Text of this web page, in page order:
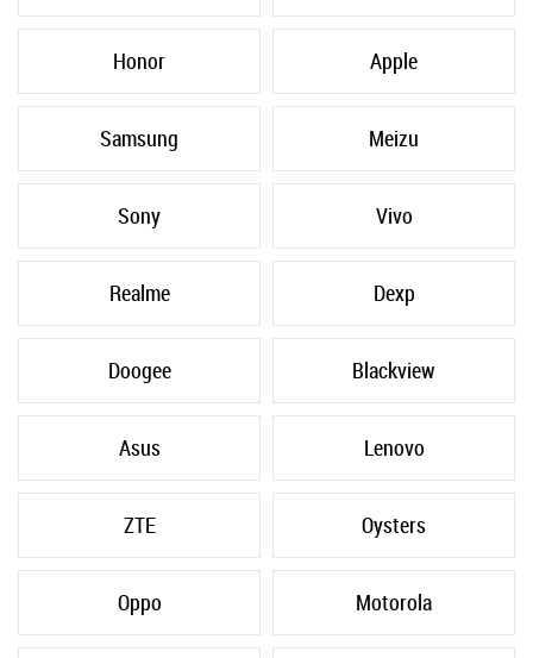
Honor Apple
Samsung Meizu
Sony Vivo
Realme Dexp
Doogee Blackview
Asus Lenovo
ZTE Oysters
Oppo Motorola